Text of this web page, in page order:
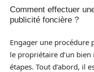
Comment effectuer
publicité foncière ?
Engager une
le propriétaire d’un
étapes. Tout d’abord, il